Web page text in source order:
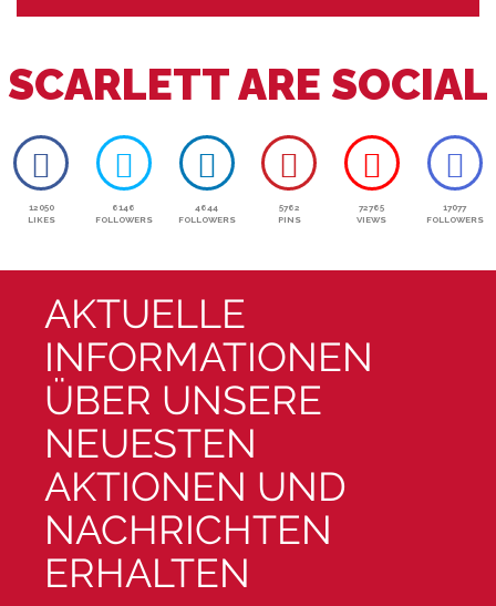
SCARLETT ARE SOCIAL
12050
LIKES
6146
FOLLOWERS
4644
FOLLOWERS
5762
PINS
72765
VIEWS
17077
FOLLOWERS
AKTUELLE
INFORMATIONEN
ÜBER UNSERE
NEUESTEN
AKTIONEN UND
NACHRICHTEN
ERHALTEN